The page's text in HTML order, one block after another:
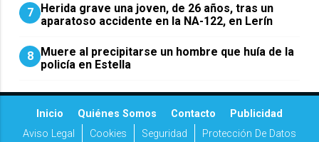
7 Herida grave una joven, de 26 años, tras un
aparatoso accidente en la NA-122, en Lerín
8 Muere al precipitarse un hombre que huía de la
policía en Estella
Inicio Quiénes Somos Contacto
Publicidad
Aviso Legal
Cookies Seguridad Protección De Datos